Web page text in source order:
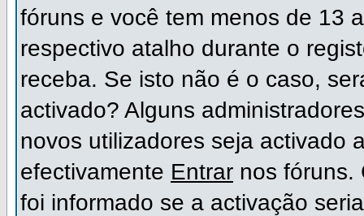
fóruns e você tem menos de 13
respectivo atalho durante o
receba. Se isto não é o caso,
activado? Alguns
novos utilizadores seja activado
efectivamente Entrar nos fóruns.
foi informado se a activação